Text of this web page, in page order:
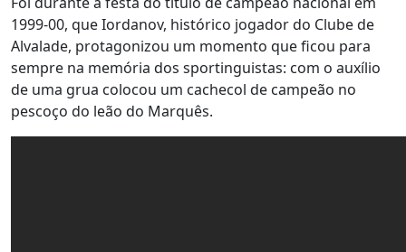
1999-00, que Iordanov, histórico jogador do Clube de
Alvalade, protagonizou um momento que ficou para
sempre na memória dos sportinguistas: com o auxílio
de uma grua colocou um cachecol de campeão no
pescoço do leão do Marquês.